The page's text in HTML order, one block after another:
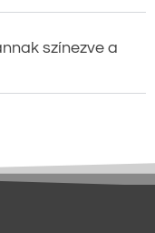
színezve a